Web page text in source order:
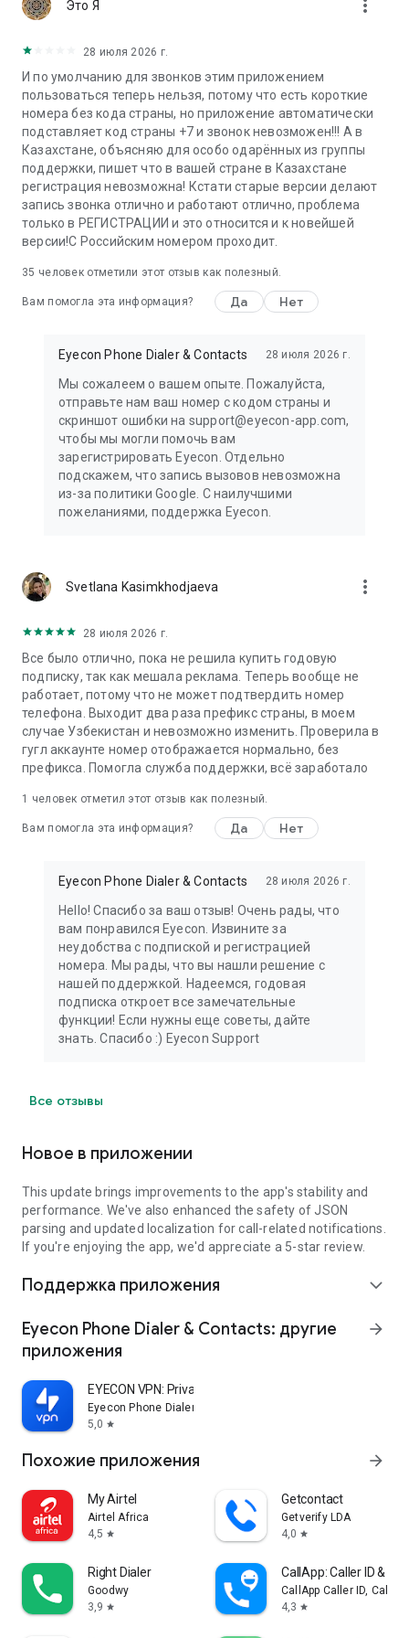
traditional “walkie-talkies” we all know & love!
Upgrade to premium & get Eyecon without ads & unlimited
CONNECT WITH US
♥ Learn more at http://www.eyecon-app.com
♥ Email us at support@eyecon-app.com if you need
assistance or have a suggestion.
♥ Follow on Facebook
https://www.facebook.com/eyeconapp/
♥ Follow on Instagram
https://www.instagram.com/eyeconapp
Это Я more_vert
28 июля 2026 г.
И по умолчанию для звонков этим приложением
пользоваться теперь нельзя, потому что есть короткие
номера без кода страны, но приложение автоматически
подставляет код страны +7 и звонок невозможен!!! А в
Казахстане, объясняю для особо одарённых из группы
поддержки, пишет что в вашей стране в Казахстане
регистрация невозможна! Кстати старые версии делают
запись звонка отлично и работают отлично, проблема
только в РЕГИСТРАЦИИ и это относится и к новейшей
версии!С Российским номером проходит.
35 человек отметили этот отзыв как полезный.
Вам помогла эта информация? Да Нет
Eyecon Phone Dialer & Contacts 28 июля 2026 г.
Мы сожалеем о вашем опыте. Пожалуйста,
отправьте нам ваш номер с кодом страны и
скриншот ошибки на support@eyecon-app.com,
чтобы мы могли помочь вам
зарегистрировать Eyecon. Отдельно
подскажем, что запись вызовов невозможна
из-за политики Google. С наилучшими
пожеланиями, поддержка Eyecon.
Svetlana Kasimkhodjaeva more_vert
28 июля 2026 г.
Все было отлично, пока не решила купить годовую
подписку, так как мешала реклама. Теперь вообще не
работает, потому что не может подтвердить номер
телефона. Выходит два раза префикс страны, в моем
случае Узбекистан и невозможно изменить. Проверила в
гугл аккаунте номер отображается нормально, без
префикса. Помогла служба поддержки, всё заработало
1 человек отметил этот отзыв как полезный.
Вам помогла эта информация? Да Нет
Eyecon Phone Dialer & Contacts 28 июля 2026 г.
Hello! Спасибо за ваш отзыв! Очень рады, что
вам понравился Eyecon. Извините за
неудобства с подпиской и регистрацией
номера. Мы рады, что вы нашли решение с
нашей поддержкой. Надеемся, годовая
подписка откроет все замечательные
функции! Если нужны еще советы, дайте
знать. Спасибо :) Eyecon Support
Все отзывы
Новое в приложении
This update brings improvements to the app's stability and
performance. We've also enhanced the safety of JSON
parsing and updated localization for call-related notifications.
If you're enjoying the app, we'd appreciate a 5-star review.
Поддержка приложения expand_more
Eyecon Phone Dialer & Contacts: другие
приложения
arrow_forward
EYECON VPN: Private Proxy
Eyecon Phone Dialer & Contacts
5,0 star
Похожие приложения arrow_forward
My Airtel
Airtel Africa
4,5 star
Getcontact
Getverify LDA
4,0 star
Right Dialer
Goodwy
3,9 star
CallApp: Caller ID &
CallApp Caller ID, Call
4,3 star